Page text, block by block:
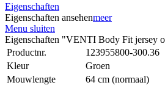
Eigenschaften
Eigenschaften ansehenmeer
Menu sluiten
Eigenschaften "VENTI Body Fit jersey
Productnr.
123955800-300.36
Kleur
Groen
Mouwlengte
64 cm (normaal)